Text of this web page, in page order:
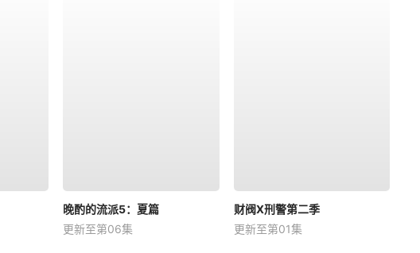
晚酌的流派5：夏篇
更新至第06集
财阀X刑警第二季
更新至第01集